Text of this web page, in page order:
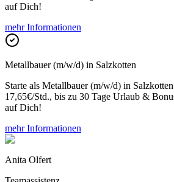
auf Dich!
mehr Informationen
Metallbauer (m/w/d) in Salzkotten
Starte als Metallbauer (m/w/d) in
17,65€/Std., bis zu 30 Tage Urlaub &
auf Dich!
mehr Informationen
Anita Olfert